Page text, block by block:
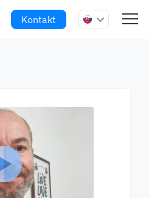
Kontakt